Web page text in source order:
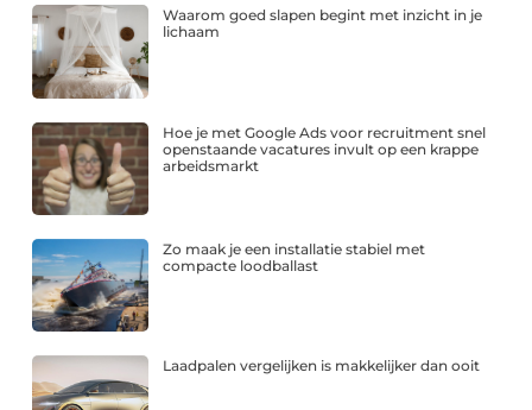
Waarom goed slapen begint met inzicht in je
lichaam
Hoe je met Google Ads voor recruitment snel
openstaande vacatures invult op een krappe
arbeidsmarkt
Zo maak je een installatie stabiel met
compacte loodballast
Laadpalen vergelijken is makkelijker dan ooit